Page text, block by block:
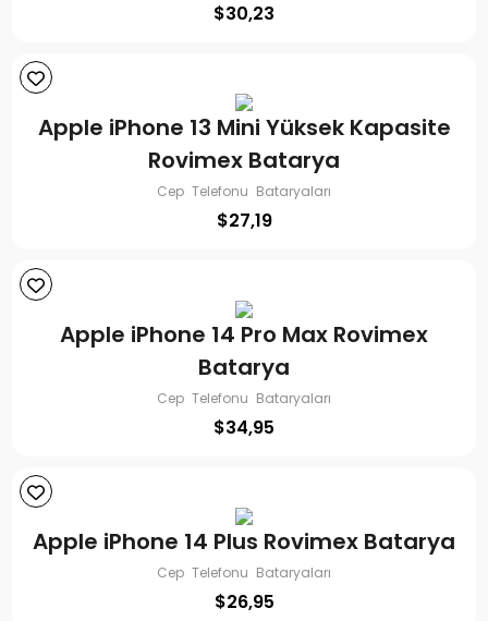
$30,23
Apple iPhone 13 Mini Yüksek Kapasite
Rovimex Batarya
Cep Telefonu Bataryaları
$27,19
Apple iPhone 14 Pro Max Rovimex
Batarya
Cep Telefonu Bataryaları
$34,95
Apple iPhone 14 Plus Rovimex Batarya
Cep Telefonu Bataryaları
$26,95